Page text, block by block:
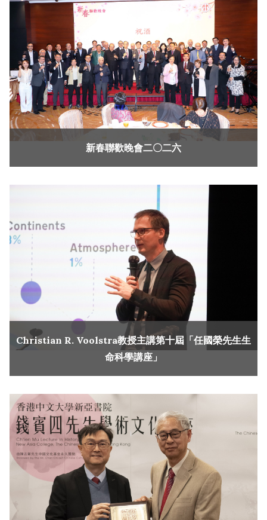
新春聯歡晚會二〇二六
Christian R. Voolstra教授主講第十屆「任國榮先生生
命科學講座」